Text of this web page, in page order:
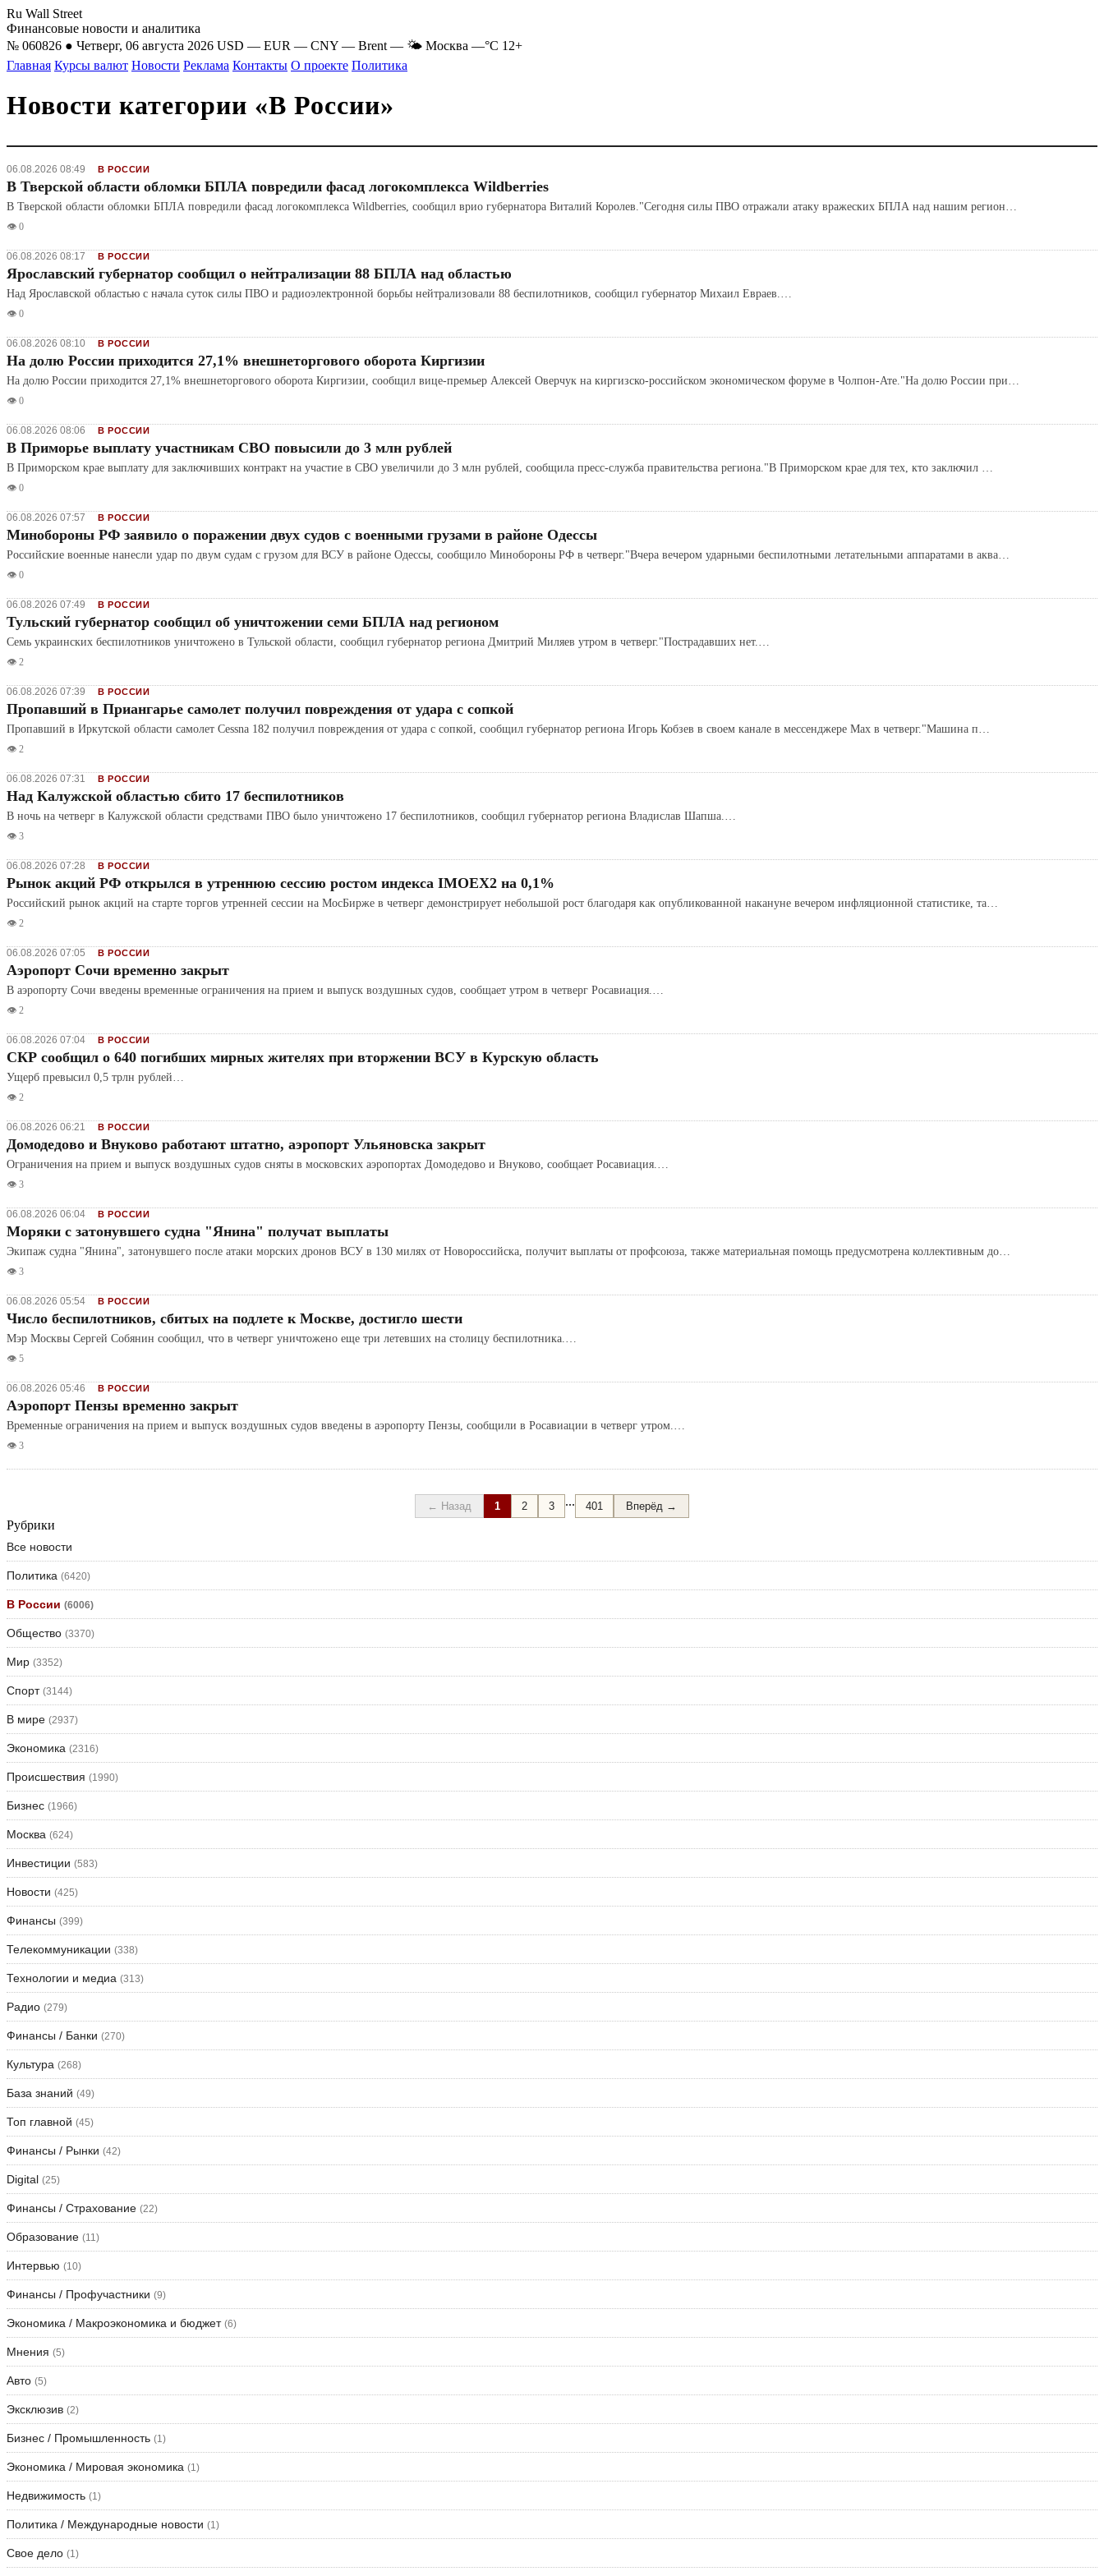
Ru Wall Street
Финансовые новости и аналитика
№ 060826 ● Четверг, 06 августа 2026 USD — EUR — CNY — Brent — 🌤 Москва —°C 12+
Главная Курсы валют Новости Реклама Контакты О проекте Политика
Новости категории «В России»
06.08.2026 08:49 В РОССИИ
В Тверской области обломки БПЛА повредили фасад логокомплекса Wildberries
В Тверской области обломки БПЛА повредили фасад логокомплекса Wildberries, сообщил врио губернатора Виталий Королев."Сегодня силы ПВО отражали атаку вражеских БПЛА над нашим регион…
👁️ 0
06.08.2026 08:17 В РОССИИ
Ярославский губернатор сообщил о нейтрализации 88 БПЛА над областью
Над Ярославской областью с начала суток силы ПВО и радиоэлектронной борьбы нейтрализовали 88 беспилотников, сообщил губернатор Михаил Евраев.…
👁️ 0
06.08.2026 08:10 В РОССИИ
На долю России приходится 27,1% внешнеторгового оборота Киргизии
На долю России приходится 27,1% внешнеторгового оборота Киргизии, сообщил вице-премьер Алексей Оверчук на киргизско-российском экономическом форуме в Чолпон-Ате."На долю России при…
👁️ 0
06.08.2026 08:06 В РОССИИ
В Приморье выплату участникам СВО повысили до 3 млн рублей
В Приморском крае выплату для заключивших контракт на участие в СВО увеличили до 3 млн рублей, сообщила пресс-служба правительства региона."В Приморском крае для тех, кто заключил …
👁️ 0
06.08.2026 07:57 В РОССИИ
Минобороны РФ заявило о поражении двух судов с военными грузами в районе Одессы
Российские военные нанесли удар по двум судам с грузом для ВСУ в районе Одессы, сообщило Минобороны РФ в четверг."Вчера вечером ударными беспилотными летательными аппаратами в аква…
👁️ 0
06.08.2026 07:49 В РОССИИ
Тульский губернатор сообщил об уничтожении семи БПЛА над регионом
Семь украинских беспилотников уничтожено в Тульской области, сообщил губернатор региона Дмитрий Миляев утром в четверг."Пострадавших нет.…
👁️ 2
06.08.2026 07:39 В РОССИИ
Пропавший в Приангарье самолет получил повреждения от удара с сопкой
Пропавший в Иркутской области самолет Cessna 182 получил повреждения от удара с сопкой, сообщил губернатор региона Игорь Кобзев в своем канале в мессенджере Мах в четверг."Машина п…
👁️ 2
06.08.2026 07:31 В РОССИИ
Над Калужской областью сбито 17 беспилотников
В ночь на четверг в Калужской области средствами ПВО было уничтожено 17 беспилотников, сообщил губернатор региона Владислав Шапша.…
👁️ 3
06.08.2026 07:28 В РОССИИ
Рынок акций РФ открылся в утреннюю сессию ростом индекса IMOEX2 на 0,1%
Российский рынок акций на старте торгов утренней сессии на МосБирже в четверг демонстрирует небольшой рост благодаря как опубликованной накануне вечером инфляционной статистике, та…
👁️ 2
06.08.2026 07:05 В РОССИИ
Аэропорт Сочи временно закрыт
В аэропорту Сочи введены временные ограничения на прием и выпуск воздушных судов, сообщает утром в четверг Росавиация.…
👁️ 2
06.08.2026 07:04 В РОССИИ
СКР сообщил о 640 погибших мирных жителях при вторжении ВСУ в Курскую область
Ущерб превысил 0,5 трлн рублей…
👁️ 2
06.08.2026 06:21 В РОССИИ
Домодедово и Внуково работают штатно, аэропорт Ульяновска закрыт
Ограничения на прием и выпуск воздушных судов сняты в московских аэропортах Домодедово и Внуково, сообщает Росавиация.…
👁️ 3
06.08.2026 06:04 В РОССИИ
Моряки с затонувшего судна "Янина" получат выплаты
Экипаж судна "Янина", затонувшего после атаки морских дронов ВСУ в 130 милях от Новороссийска, получит выплаты от профсоюза, также материальная помощь предусмотрена коллективным до…
👁️ 3
06.08.2026 05:54 В РОССИИ
Число беспилотников, сбитых на подлете к Москве, достигло шести
Мэр Москвы Сергей Собянин сообщил, что в четверг уничтожено еще три летевших на столицу беспилотника.…
👁️ 5
06.08.2026 05:46 В РОССИИ
Аэропорт Пензы временно закрыт
Временные ограничения на прием и выпуск воздушных судов введены в аэропорту Пензы, сообщили в Росавиации в четверг утром.…
👁️ 3
← Назад 1 2 3 ... 401 Вперёд →
Рубрики
Все новости
Политика (6420)
В России (6006)
Общество (3370)
Мир (3352)
Спорт (3144)
В мире (2937)
Экономика (2316)
Происшествия (1990)
Бизнес (1966)
Москва (624)
Инвестиции (583)
Новости (425)
Финансы (399)
Телекоммуникации (338)
Технологии и медиа (313)
Радио (279)
Финансы / Банки (270)
Культура (268)
База знаний (49)
Топ главной (45)
Финансы / Рынки (42)
Digital (25)
Финансы / Страхование (22)
Образование (11)
Интервью (10)
Финансы / Профучастники (9)
Экономика / Макроэкономика и бюджет (6)
Мнения (5)
Авто (5)
Эксклюзив (2)
Бизнес / Промышленность (1)
Экономика / Мировая экономика (1)
Недвижимость (1)
Политика / Международные новости (1)
Свое дело (1)